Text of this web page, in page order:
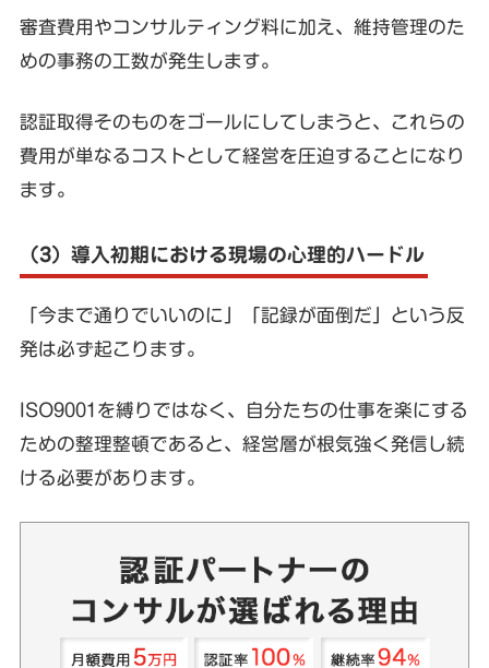
審査費用やコンサルティング料に加え、維持管理のた
めの事務の工数が発生します。
認証取得そのものをゴールにしてしまうと、これらの
費用が単なるコストとして経営を圧迫することになり
ます。
（3）導入初期における現場の心理的ハードル
「今まで通りでいいのに」「記録が面倒だ」という反
発は必ず起こります。
ISO9001を縛りではなく、自分たちの仕事を楽にする
ための整理整頓であると、経営層が根気強く発信し続
ける必要があります。